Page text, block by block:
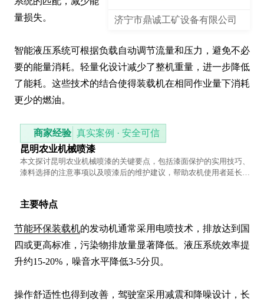
济宁市鼎诚工矿设备有限公司
量损失。
智能液压系统可根据负载自动调节流量和压力，避免不必
要的能量消耗。轻量化设计减少了整机重量，进一步降低
了能耗。这些技术的结合使得装载机在相同作业量下消耗
更少的燃油。
商家经验 真实案例 · 安全可信
昆明农业机械喷漆
本文探讨昆明农业机械喷漆的关键要点，包括漆面保护的实用技巧、
漆料选择的注意事项以及喷漆后的维护建议，帮助农机使用者延长设
主要特点
节能环保装载机的发动机通常采用电喷技术，排放达到国
四或更高标准，污染物排放量显著降低。液压系统效率提
升约15-20%，噪音水平降低3-5分贝。
操作舒适性也得到改善，驾驶室采用减震和降噪设计，长